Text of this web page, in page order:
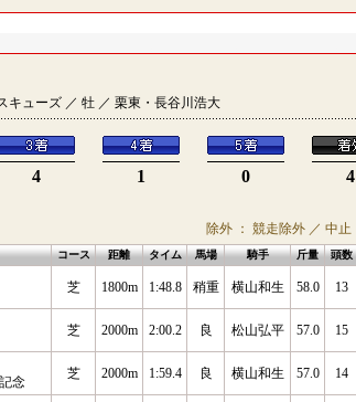
キューズ ／ 牡 ／ 栗東・長谷川浩大
4 1 0 4
除外 ： 競走除外 ／ 中止
コース 距離 タイム 馬場 騎手 斤量 頭数
芝 1800m 1:48.8 稍重 横山和生 58.0 13
芝 2000m 2:00.2 良 松山弘平 57.0 15
念
芝 2000m 1:59.4 良 横山和生 57.0 14